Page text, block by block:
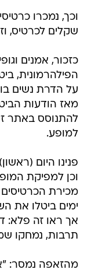
וכך, נמכרו
שקלים לכרטיס,
כזכור, אמנים
הפילהרמונית,
על הדרת נשים
מאז הודעות
להתנוסס באתר
למופע.
פנינו היום
וכן למפיקת
מכירת
ימים ביטלו את
אך ראו זה פלא:
תרבות, נמחקו
מהזאפה נמסר: